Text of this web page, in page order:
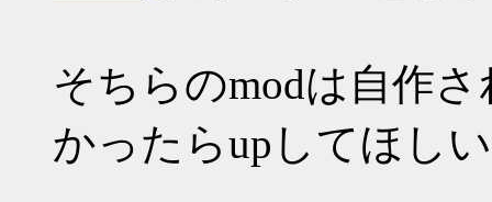
そちらのmodは自作
かったらupしてほし